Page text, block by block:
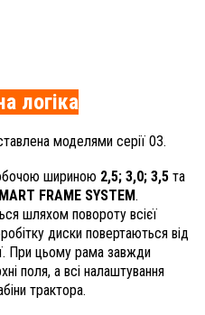
логіка
моделями серії 03.
шириною 2,5; 3,0; 3,5 та
FRAME SYSTEM.
шляхом повороту всієї
диски повертаються від
При цьому рама завжди
поля, а всі налаштування
трактора.